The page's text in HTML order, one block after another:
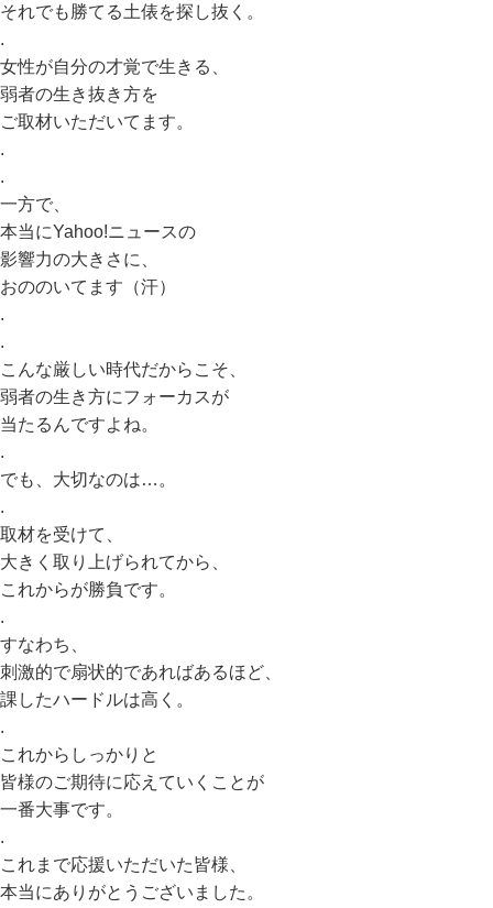
それでも勝てる土俵を探し抜く。
.
女性が自分の才覚で生きる、
弱者の生き抜き方を
ご取材いただいてます。
.
.
一方で、
本当にYahoo!ニュースの
影響力の大きさに、
おののいてます（汗）
.
.
こんな厳しい時代だからこそ、
弱者の生き方にフォーカスが
当たるんですよね。
.
でも、大切なのは…。
.
取材を受けて、
大きく取り上げられてから、
これからが勝負です。
.
すなわち、
刺激的で扇状的であればあるほど、
課したハードルは高く。
.
これからしっかりと
皆様のご期待に応えていくことが
一番大事です。
.
これまで応援いただいた皆様、
本当にありがとうございました。